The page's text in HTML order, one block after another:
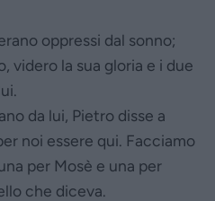
oppressi dal sonno;
videro la sua gloria e i due
da lui, Pietro disse a
noi essere qui. Facciamo
per Mosè e una per
che diceva.